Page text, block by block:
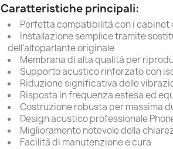
Caratteristiche principali:
Perfetta compatibilità con i cabinet
Installazione semplice tramite
dell'altoparlante originale
Membrana di alta qualità per
Supporto acustico rinforzato con
Riduzione significativa delle
Risposta in frequenza estesa ed
Costruzione robusta per massima
Design acustico professionale
Miglioramento notevole della
Facilità di manutenzione e cura